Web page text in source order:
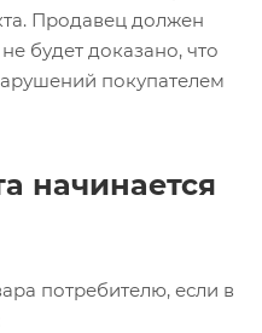
Продавец должен
будет доказано, что
покупателем
начинается
потребителю, если в